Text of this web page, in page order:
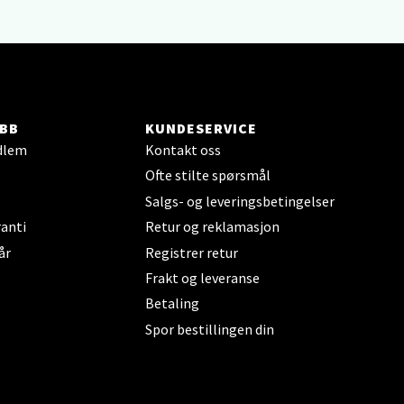
KUNDESERVICE
Kontakt oss
Ofte stilte spørsmål
Salgs- og leveringsbetingelser
Retur og reklamasjon
Registrer retur
Frakt og leveranse
Betaling
Spor bestillingen din